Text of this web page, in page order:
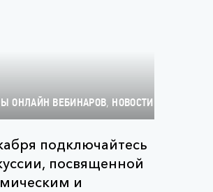
ОНЛАЙН ВЕБИНАРОВ, НОВОСТИ
подключайтесь
посвященной
и